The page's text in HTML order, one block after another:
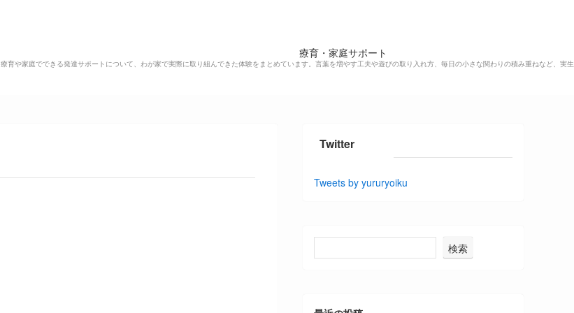
療育・家庭サポート
療育や家庭でできる発達サポートについて、わが家で実際に取り組んできた体験をまとめています。言葉を増やす工夫や遊びの取り入れ方、毎日の小さな関わりの積み重ねなど、実
Twitter
Tweets by yururyoiku
検索